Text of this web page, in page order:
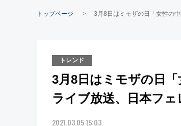
トップページ 3月8日はミモザの日「女性の
トレンド
3月8日はミモザの日
ライブ放送、日本フ
2021.03.05 15:03